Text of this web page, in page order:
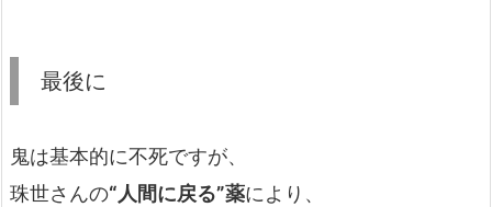
最後に
鬼は基本的に不死ですが、
珠世さんの“人間に戻る”薬により、